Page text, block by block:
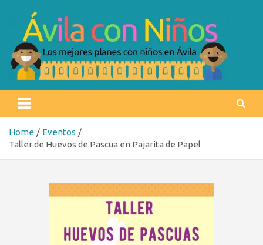
content
Ávila con niños
Home
Eventos
Taller de Huevos de Pascua en Pajarita de Papel